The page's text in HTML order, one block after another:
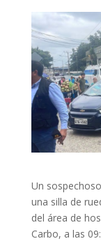
Un
una silla de
del área de
Carbo, a las